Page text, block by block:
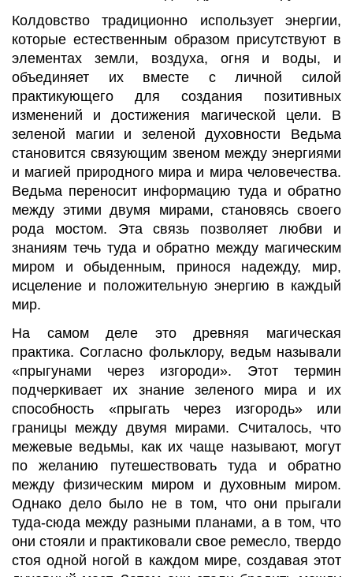
Колдовство традиционно использует энергии,
которые естественным образом присутствуют в
элементах земли, воздуха, огня и воды, и
объединяет их вместе с личной силой
практикующего для создания позитивных
изменений и достижения магической цели. В
зеленой магии и зеленой духовности Ведьма
становится связующим звеном между энергиями
и магией природного мира и мира человечества.
Ведьма переносит информацию туда и обратно
между этими двумя мирами, становясь своего
рода мостом. Эта связь позволяет любви и
знаниям течь туда и обратно между магическим
миром и обыденным, принося надежду, мир,
исцеление и положительную энергию в каждый
мир.
На самом деле это древняя магическая
практика. Согласно фольклору, ведьм называли
«прыгунами через изгороди». Этот термин
подчеркивает их знание зеленого мира и их
способность «прыгать через изгородь» или
границы между двумя мирами. Считалось, что
межевые ведьмы, как их чаще называют, могут
по желанию путешествовать туда и обратно
между физическим миром и духовным миром.
Однако дело было не в том, что они прыгали
туда-сюда между разными планами, а в том, что
они стояли и практиковали свое ремесло, твердо
стоя одной ногой в каждом мире, создавая этот